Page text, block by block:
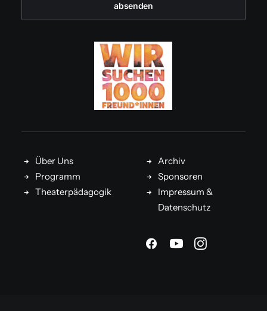
Über Uns
Programm
Theaterpädagogik
Archiv
Sponsoren
Impressum &
Datenschutz